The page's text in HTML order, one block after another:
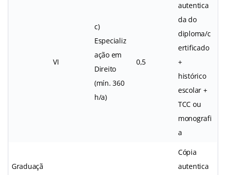
VI
c)
Especializ
ação em
Direito
(mín. 360
h/a)
0,5
autentica
da do
diploma/c
ertificado
+
histórico
escolar +
TCC ou
monografi
a
Graduaçã
Cópia
autentica